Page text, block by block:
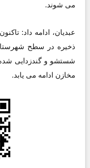
می شوند.
شستشو و گندزدایی
مخازن ادامه می یابد.